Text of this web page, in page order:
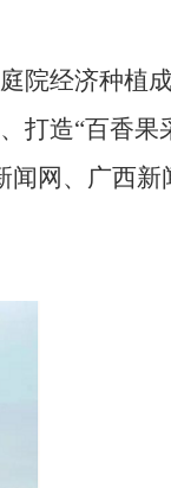
院经济种植
打造“百香果
网、广西新